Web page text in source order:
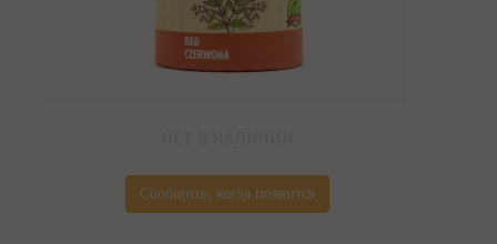
Сообщите, когда появится